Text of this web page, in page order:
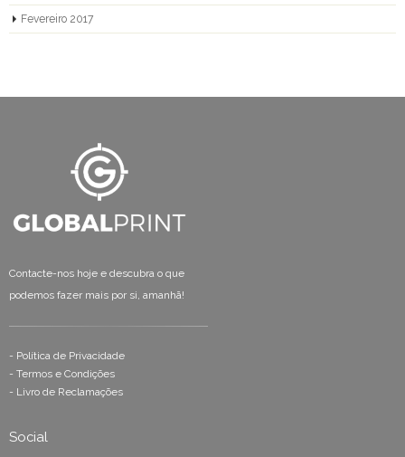
Fevereiro 2017
Contacte-nos hoje e descubra o que
podemos fazer mais por si, amanhã!
- Política de Privacidade
- Termos e Condições
- Livro de Reclamações
Social